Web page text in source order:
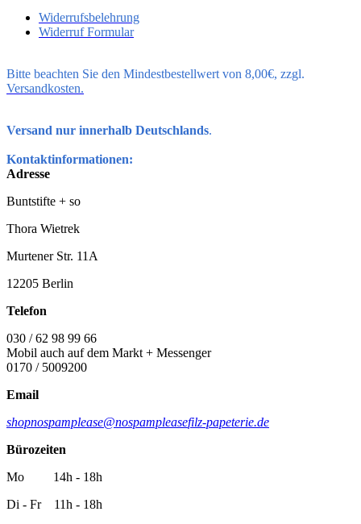
Widerrufsbelehrung
Widerruf Formular
Bitte beachten Sie den Mindestbestellwert von 8,00€, zzgl.
Versandkosten.
Versand nur innerhalb Deutschlands.
Kontaktinformationen:
Adresse
Buntstifte + so
Thora Wietrek
Murtener Str. 11A
12205 Berlin
Telefon
030 / 62 98 99 66
Mobil auch auf dem Markt + Messenger
0170 / 5009200
Email
shopnospamplease@nospampleasefilz-papeterie.de
Bürozeiten
Mo 14h - 18h
Di - Fr 11h - 18h